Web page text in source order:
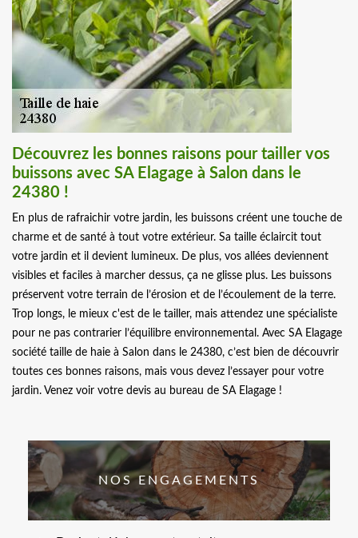
Découvrez les bonnes raisons pour tailler vos
buissons avec SA Elagage à Salon dans le
24380 !
En plus de rafraichir votre jardin, les buissons créent une touche de
charme et de santé à tout votre extérieur. Sa taille éclaircit tout
votre jardin et il devient lumineux. De plus, vos allées deviennent
visibles et faciles à marcher dessus, ça ne glisse plus. Les buissons
préservent votre terrain de l’érosion et de l’écoulement de la terre.
Trop longs, le mieux c'est de le tailler, mais attendez une spécialiste
pour ne pas contrarier l’équilibre environnemental. Avec SA Elagage
société taille de haie à Salon dans le 24380, c’est bien de découvrir
toutes ces bonnes raisons, mais vous devez l’essayer pour votre
jardin. Venez voir votre devis au bureau de SA Elagage !
NOS ENGAGEMENTS